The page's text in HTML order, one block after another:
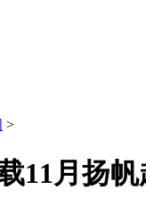
>
月扬帆起